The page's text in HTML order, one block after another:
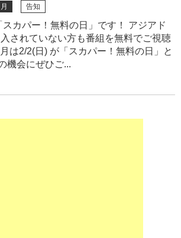
月 告知
カパー！無料の日」です！ アジアド
されていない方も番組を無料でご視聴
は2/2(日) が「スカパー！無料の日」と
機会にぜひご...